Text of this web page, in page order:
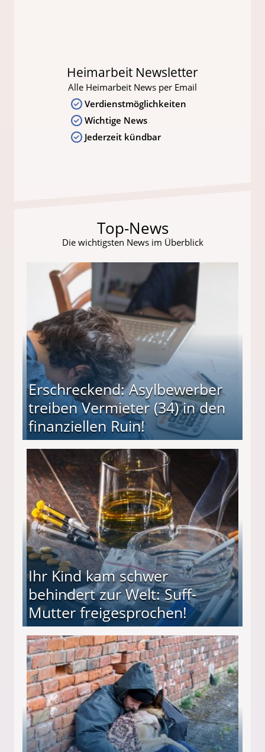
Heimarbeit Newsletter
Alle Heimarbeit News per Email
Verdienstmöglichkeiten
Wichtige News
Jederzeit kündbar
Top-News
Die wichtigsten News im Überblick
Erschreckend: Asylbewerber
treiben Vermieter (34) in den
finanziellen Ruin!
(34) in den finanziellen Ruin!
Ihr Kind kam schwer
behindert zur Welt: Suff-
Mutter freigesprochen!
Mutter freigesprochen!